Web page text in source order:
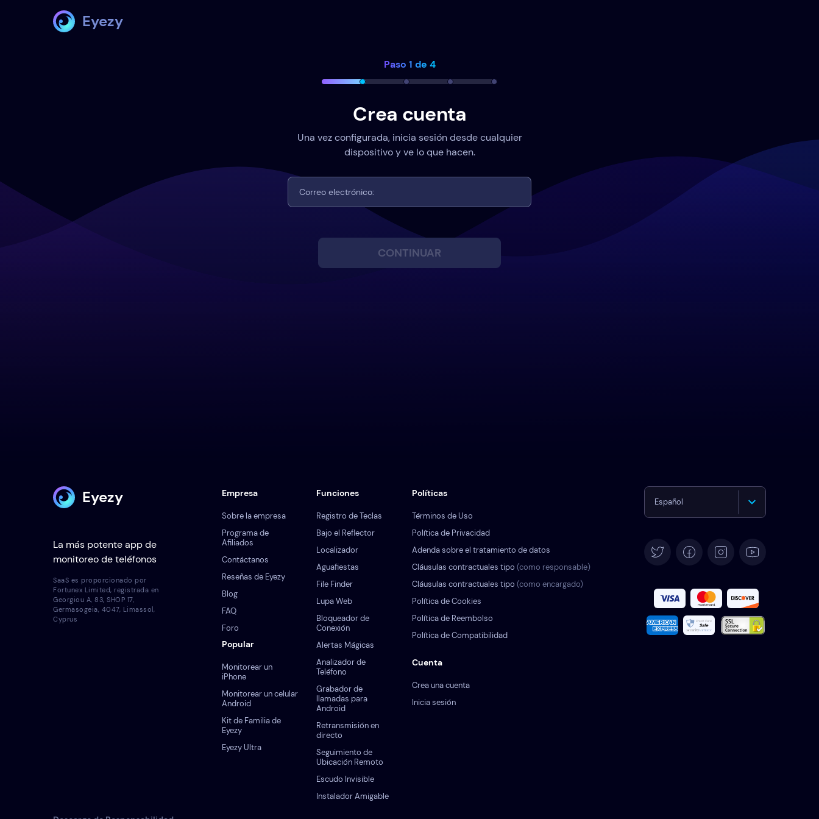
Eyezy
Paso 1 de 4
Crea cuenta
Una vez configurada, inicia sesión desde cualquier
dispositivo y ve lo que hacen.
CONTINUAR
Eyezy
La más potente app de
monitoreo de teléfonos
Empresa
Sobre la empresa
Programa de
Afiliados
Contáctanos
Reseñas de Eyezy
Blog
FAQ
Foro
Popular
Monitorear un
iPhone
Monitorear un celular
Android
Kit de Familia de
Eyezy
Eyezy Ultra
Cuenta
Crea una cuenta
Inicia sesión
Políticas
Términos de Uso
Política de Privacidad
Adenda sobre el tratamiento de datos
Cláusulas contractuales tipo (como responsable)
Cláusulas contractuales tipo (como encargado)
Política de Cookies
Política de Reembolso
Política de Compatibilidad
Funciones
Registro de Teclas
Bajo el Reflector
Localizador
Aguafiestas
File Finder
Lupa Web
Bloqueador de
Conexión
Alertas Mágicas
Analizador de
Teléfono
Grabador de
llamadas para
Android
Retransmisión en
directo
Seguimiento de
Ubicación Remoto
Escudo Invisible
Instalador Amigable
Español
Français
Italiano
SaaS es proporcionado por
Fortunex Limited, registrada en
Georgiou A, 83, SHOP 17,
Germasogeia, 4047, Limassol,
Cyprus